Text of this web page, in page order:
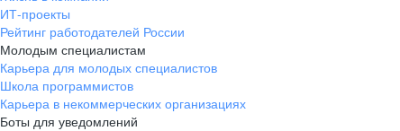
ИТ-проекты
Рейтинг работодателей России
Молодым специалистам
Карьера для молодых специалистов
Школа программистов
Карьера в некоммерческих организациях
Боты для уведомлений